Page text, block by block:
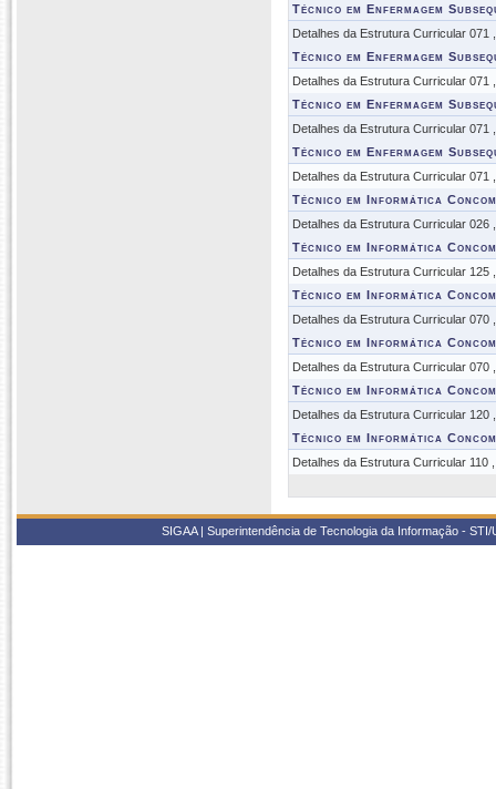
Técnico em Enfermagem
Detalhes da Estrutura Curricular 071
Técnico em Enfermagem
Detalhes da Estrutura Curricular 071
Técnico em Enfermagem
Detalhes da Estrutura Curricular 071
Técnico em Enfermagem
Detalhes da Estrutura Curricular 071
Técnico em Informática
Detalhes da Estrutura Curricular 026
Técnico em Informática
Detalhes da Estrutura Curricular 125
Técnico em Informática
Detalhes da Estrutura Curricular 070
Técnico em Informática
Detalhes da Estrutura Curricular 070
Técnico em Informática
Detalhes da Estrutura Curricular 120
Técnico em Informática
Detalhes da Estrutura Curricular 110
SIGAA | Superintendência de Tecnologia da Informação -